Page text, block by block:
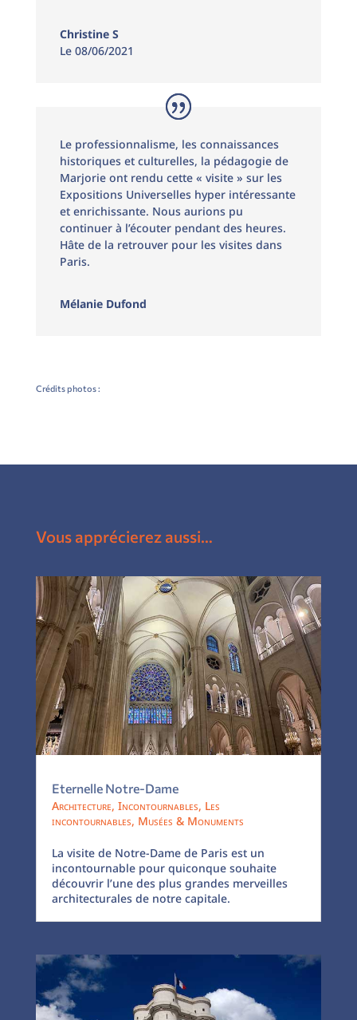
Christine S
Le 08/06/2021
Le professionnalisme, les connaissances
historiques et culturelles, la pédagogie de
Marjorie ont rendu cette « visite » sur les
Expositions Universelles hyper intéressante
et enrichissante. Nous aurions pu
continuer à l’écouter pendant des heures.
Hâte de la retrouver pour les visites dans
Paris.
Mélanie Dufond
Crédits photos :
Vous apprécierez aussi…
Eternelle Notre-Dame
Architecture, Incontournables, Les
incontournables, Musées & Monuments
La visite de Notre-Dame de Paris est un
incontournable pour quiconque souhaite
découvrir l’une des plus grandes merveilles
architecturales de notre capitale.